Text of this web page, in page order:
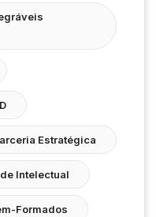
Estratégica
Intelectual
Formados